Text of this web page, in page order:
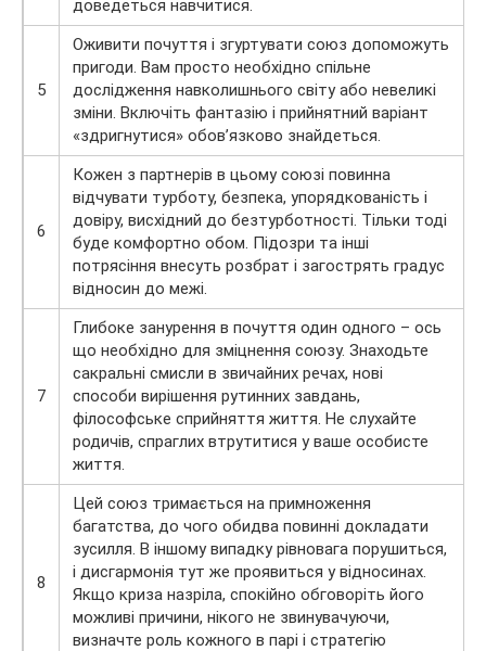
доведеться навчитися.
5
Оживити почуття і згуртувати союз допоможуть
пригоди. Вам просто необхідно спільне
дослідження навколишнього світу або невеликі
зміни. Включіть фантазію і прийнятний варіант
«здригнутися» обов’язково знайдеться.
6
Кожен з партнерів в цьому союзі повинна
відчувати турботу, безпека, упорядкованість і
довіру, висхідний до безтурботності. Тільки тоді
буде комфортно обом. Підозри та інші
потрясіння внесуть розбрат і загострять градус
відносин до межі.
7
Глибоке занурення в почуття один одного – ось
що необхідно для зміцнення союзу. Знаходьте
сакральні смисли в звичайних речах, нові
способи вирішення рутинних завдань,
філософське сприйняття життя. Не слухайте
родичів, спраглих втрутитися у ваше особисте
життя.
8
Цей союз тримається на примноження
багатства, до чого обидва повинні докладати
зусилля. В іншому випадку рівновага порушиться,
і дисгармонія тут же проявиться у відносинах.
Якщо криза назріла, спокійно обговоріть його
можливі причини, нікого не звинувачуючи,
визначте роль кожного в парі і стратегію